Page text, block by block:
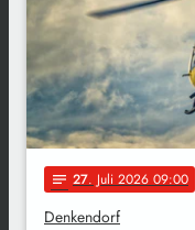
notes 27. Juli 2026 09:00
Denkendorf